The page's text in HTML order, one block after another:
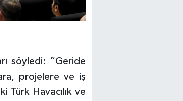
söyledi: “Geride
projelere ve iş
Türk Havacılık ve